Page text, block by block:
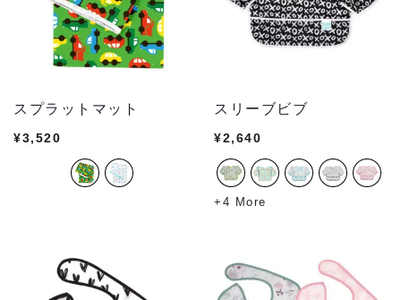
スプラットマット
¥3,520
スリーブビブ
¥2,640
+4 More